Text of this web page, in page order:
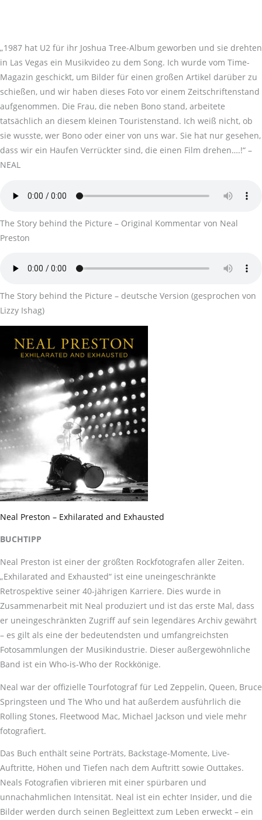
„1987 hat U2 für ihr Joshua Tree-Album geworben und sie drehten
in Las Vegas ein Musikvideo zu dem Song. Ich wurde vom Time-
Magazin geschickt, um Bilder für einen großen Artikel darüber zu
schießen, und wir haben dieses Foto vor einem Zeitschriftenstand
aufgenommen. Die Frau, die neben Bono stand, arbeitete
tatsächlich an diesem kleinen Touristenstand. Ich weiß nicht, ob
sie wusste, wer Bono oder einer von uns war. Sie hat nur gesehen,
dass wir ein Haufen Verrückter sind, die einen Film drehen….!“ –
NEAL
The Story behind the Picture – Original Kommentar von Neal
Preston
The Story behind the Picture – deutsche Version (gesprochen von
Lizzy Ishag)
Neal Preston – Exhilarated and Exhausted
BUCHTIPP
Neal Preston ist einer der größten Rockfotografen aller Zeiten.
„Exhilarated and Exhausted“ ist eine uneingeschränkte
Retrospektive seiner 40-jährigen Karriere. Dies wurde in
Zusammenarbeit mit Neal produziert und ist das erste Mal, dass
er uneingeschränkten Zugriff auf sein legendäres Archiv gewährt
– es gilt als eine der bedeutendsten und umfangreichsten
Fotosammlungen der Musikindustrie. Dieser außergewöhnliche
Band ist ein Who-is-Who der Rockkönige.
Neal war der offizielle Tourfotograf für Led Zeppelin, Queen, Bruce
Springsteen und The Who und hat außerdem ausführlich die
Rolling Stones, Fleetwood Mac, Michael Jackson und viele mehr
fotografiert.
Das Buch enthält seine Porträts, Backstage-Momente, Live-
Auftritte, Höhen und Tiefen nach dem Auftritt sowie Outtakes.
Neals Fotografien vibrieren mit einer spürbaren und
unnachahmlichen Intensität. Neal ist ein echter Insider, und die
Bilder werden durch seinen Begleittext zum Leben erweckt – ein